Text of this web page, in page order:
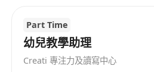
工作要求：
1. 本科及以上学历，教育相
Part Time
幼兒教學助理
Creati 專注力及讀寫中心